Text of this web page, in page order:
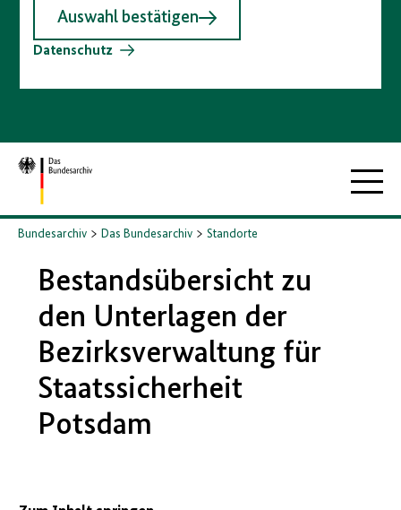
Auswahl bestätigen
Datenschutz
Zur
Startseite
Bundesarchiv Das Bundesarchiv Standorte
Bestandsübersicht zu
den Unterlagen der
Bezirksverwaltung für
Staatssicherheit
Potsdam